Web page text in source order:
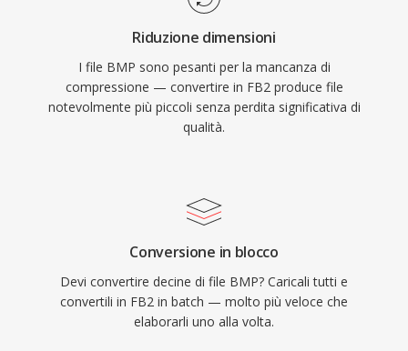
Riduzione dimensioni
I file BMP sono pesanti per la mancanza di
compressione — convertire in FB2 produce file
notevolmente più piccoli senza perdita significativa di
qualità.
Conversione in blocco
Devi convertire decine di file BMP? Caricali tutti e
convertili in FB2 in batch — molto più veloce che
elaborarli uno alla volta.